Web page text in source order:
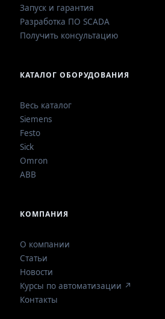
Запуск и гарантия
Разработка ПО SCADA
Получить консультацию
КАТАЛОГ ОБОРУДОВАНИЯ
Весь каталог
Siemens
Festo
Sick
Omron
ABB
КОМПАНИЯ
О компании
Статьи
Новости
Курсы по автоматизации ↗
Контакты